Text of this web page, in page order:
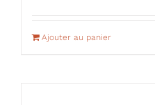
Ajouter au panier